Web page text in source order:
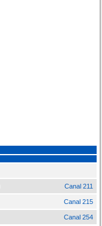
Canal 211
Canal 215
Canal 254